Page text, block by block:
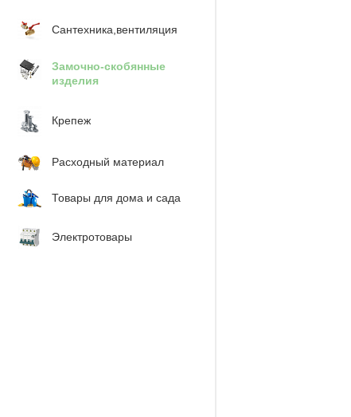
Сантехника,вентиляция
Замочно-скобянные
изделия
Крепеж
Расходный материал
Товары для дома и сада
Электротовары